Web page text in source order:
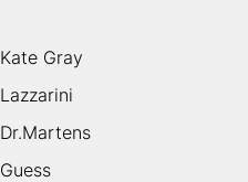
Kate Gray
Lazzarini
Dr.Martens
Guess